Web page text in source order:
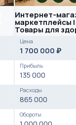
Интернет-
маркетплейсы |
Товары для
26 лет
Цена
1 700 000 ₽
Прибыль
135 000
Расходы
865 000
Обороты